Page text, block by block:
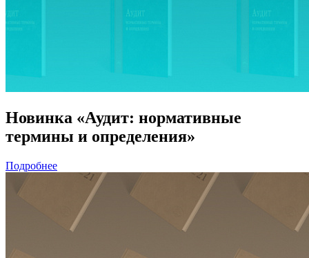
Новинка «Аудит: нормативные
термины и определения»
Подробнее